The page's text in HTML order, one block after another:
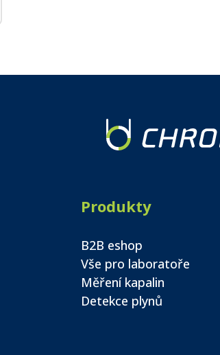
Produkty
B2B eshop
Vše pro laboratoře
Měření kapalin
Detekce plynů